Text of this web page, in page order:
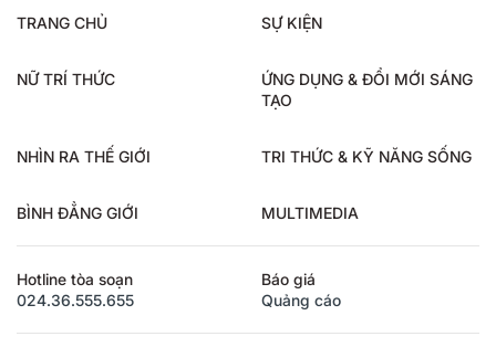
TRANG CHỦ SỰ KIỆN
NỮ TRÍ THỨC
ỨNG DỤNG & ĐỔI MỚI SÁNG
TẠO
NHÌN RA THẾ GIỚI TRI THỨC & KỸ NĂNG SỐNG
BÌNH ĐẲNG GIỚI MULTIMEDIA
Hotline tòa soạn
024.36.555.655
Báo giá
Quảng cáo